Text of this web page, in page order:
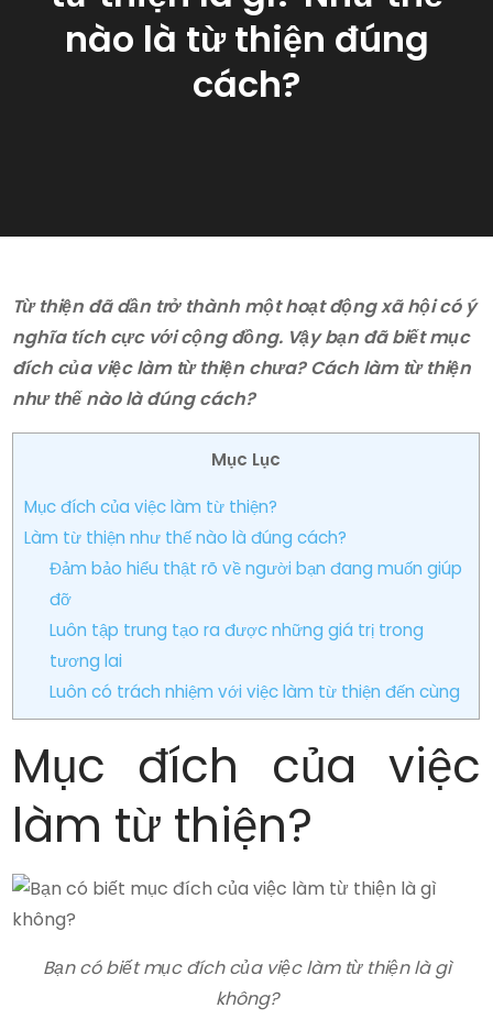
nào là từ thiện đúng
cách?
Từ thiện đã dần trở thành một hoạt động xã hội có ý
nghĩa tích cực với cộng đồng. Vậy bạn đã biết mục
đích của việc làm từ thiện chưa? Cách làm từ thiện
như thế nào là đúng cách?
Mục Lục
Mục đích của việc làm từ thiện?
Làm từ thiện như thế nào là đúng cách?
Đảm bảo hiểu thật rõ về người bạn đang muốn giúp
đỡ
Luôn tập trung tạo ra được những giá trị trong
tương lai
Luôn có trách nhiệm với việc làm từ thiện đến cùng
Mục đích của việc
làm từ thiện?
Bạn có biết mục đích của việc làm từ thiện là gì
không?